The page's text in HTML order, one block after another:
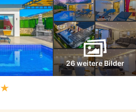
26 weitere Bilder